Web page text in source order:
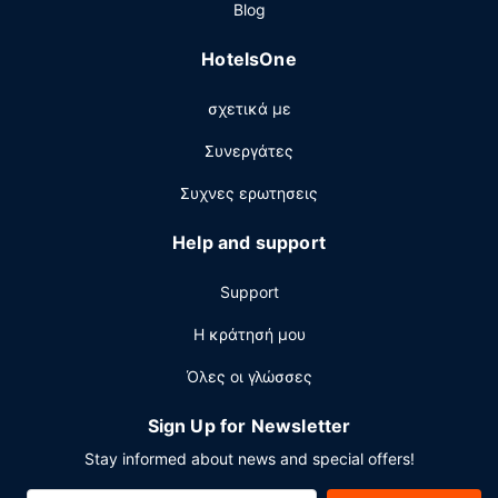
24ωρο και πολύγλωσσο προσωπικό.
Blog
HotelsOne
σχετικά με
Συνεργάτες
Συχνες ερωτησεις
Help and support
Support
Η κράτησή μου
Όλες οι γλώσσες
Sign Up for Newsletter
Stay informed about news and special offers!